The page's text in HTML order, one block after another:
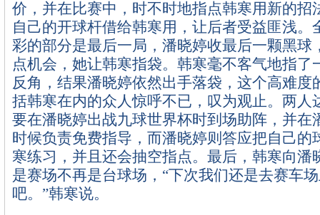
价，并在比赛中，时不时地指点韩寒用新的招
自己的开球杆借给韩寒用，让后者受益匪浅。
彩的部分是最后一局，潘晓婷收最后一颗黑球
点机会，她让韩寒指袋。韩寒毫不客气地指了
反角，结果潘晓婷依然出手落袋，这个高难度
括韩寒在内的众人惊呼不已，叹为观止。两人
要在潘晓婷出战九球世界杯时到场助阵，并在
时候负责免费指导，而潘晓婷则答应把自己的
寒练习，并且还会抽空指点。最后，韩寒向潘
是赛场不再是台球场，“下次我们还是去赛车
吧。”韩寒说。